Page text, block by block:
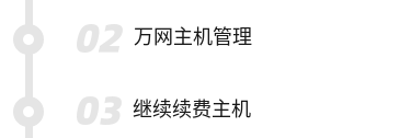
万网主机管理
继续续费主机